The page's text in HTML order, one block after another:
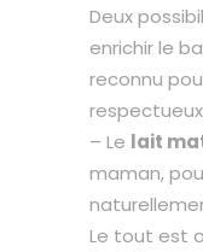
Deux
enrichir le
reconnu
– Le lait
maman,
Le tout est